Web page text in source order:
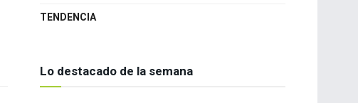
TENDENCIA
Lo destacado de la semana